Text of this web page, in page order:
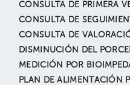
CONSULTA DE PRIMERA
CONSULTA DE
CONSULTA DE
DISMINUCIÓN DEL
MEDICIÓN POR
PLAN DE ALIMENTACIÓN